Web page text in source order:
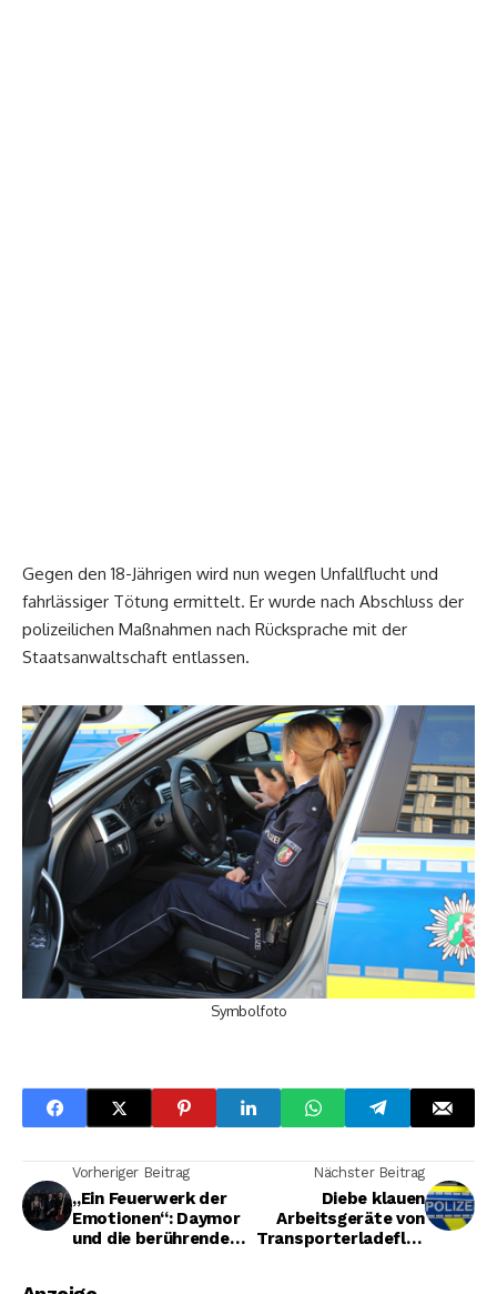
Gegen den 18-Jährigen wird nun wegen Unfallflucht und
fahrlässiger Tötung ermittelt. Er wurde nach Abschluss der
polizeilichen Maßnahmen nach Rücksprache mit der
Staatsanwaltschaft entlassen.
Symbolfoto
Vorheriger Beitrag
„Ein Feuerwerk der
Emotionen“: Daymor
und die berührende
Nächster Beitrag
Diebe klauen
Arbeitsgeräte von
Transporterladefläc